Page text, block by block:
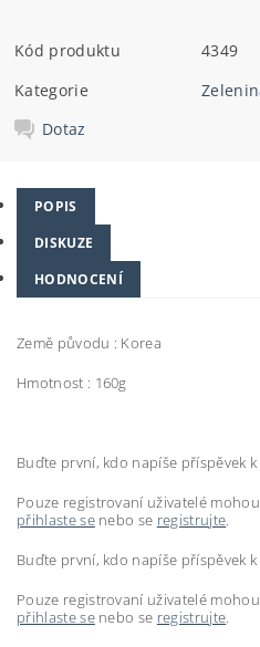
Kód produktu
4349
Kategorie
Dotaz
POPIS
DISKUZE
HODNOCENÍ
Země původu : Korea
Hmotnost : 160g
Buďte první, kdo napíše příspěvek
Pouze registrovaní uživatelé
přihlaste senebo se registrujte.
Buďte první, kdo napíše příspěvek
Pouze registrovaní uživatelé
přihlaste senebo se registrujte.